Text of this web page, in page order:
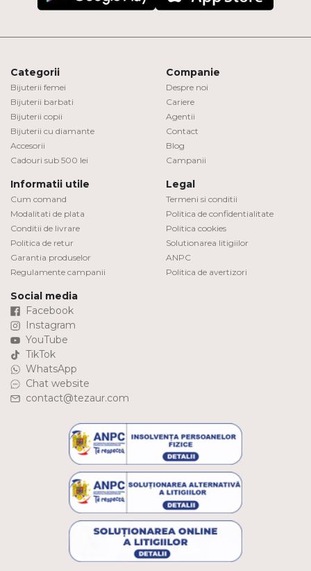
Categorii
Bijuterii femei
Bijuterii barbati
Bijuterii copii
Bijuterii cu diamante
Accesorii
Cadouri sub 500 lei
Companie
Despre noi
Cariere
Agentii
Contact
Blog
Campanii
Informatii utile
Cum comand
Modalitati de plata
Conditii de livrare
Politica de retur
Garantia produselor
Regulamente campanii
Legal
Termeni si conditii
Politica de confidentialitate
Politica cookies
Solutionarea litigiilor
ANPC
Politica de avertizori
Social media
Facebook
Instagram
YouTube
TikTok
WhatsApp
Chat website
contact@tezaur.com